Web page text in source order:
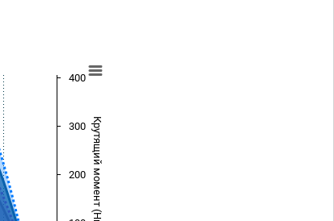
Крутящий момент (Нм)
200
300
400